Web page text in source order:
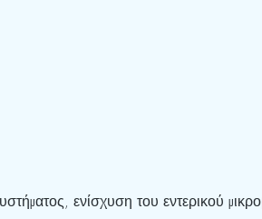
ενίσχυση του εντερικού